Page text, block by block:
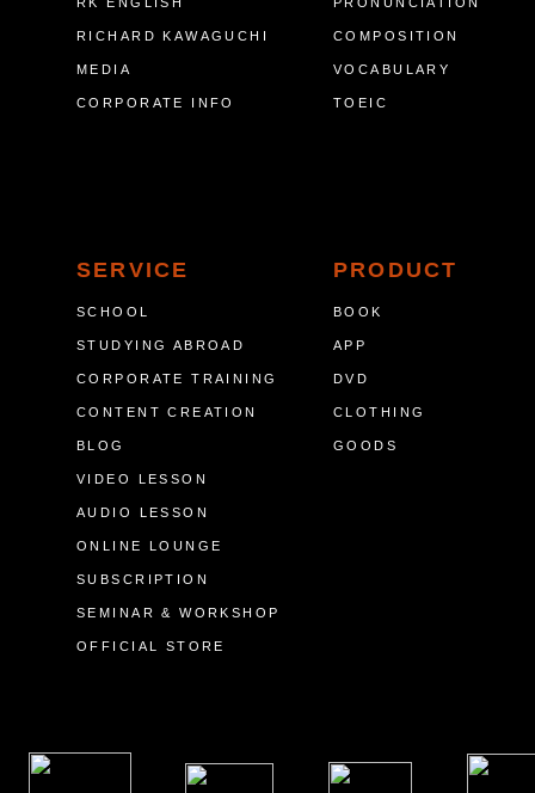
RICHARD KAWAGUCHI
MEDIA
CORPORATE INFO
COMPOSITION
VOCABULARY
TOEIC
SERVICE
SCHOOL
STUDYING ABROAD
CORPORATE TRAINING
CONTENT CREATION
BLOG
VIDEO LESSON
AUDIO LESSON
ONLINE LOUNGE
SUBSCRIPTION
SEMINAR & WORKSHOP
OFFICIAL STORE
PRODUCT
BOOK
APP
DVD
CLOTHING
GOODS